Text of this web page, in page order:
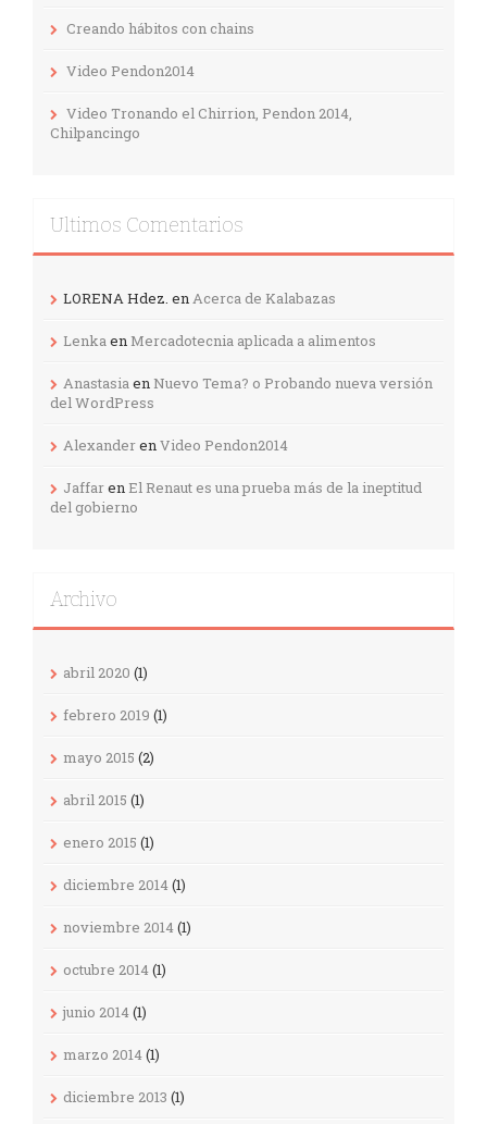
Creando hábitos con chains
Video Pendon2014
Video Tronando el Chirrion, Pendon 2014,
Chilpancingo
Ultimos Comentarios
LORENA Hdez. en Acerca de Kalabazas
Lenka en Mercadotecnia aplicada a alimentos
Anastasia en Nuevo Tema? o Probando nueva versión
del WordPress
Alexanderen Video Pendon2014
Jaffaren El Renaut es una prueba más de la ineptitud
del gobierno
Archivo
abril 2020 (1)
febrero 2019 (1)
mayo 2015 (2)
abril 2015 (1)
enero 2015 (1)
diciembre 2014(1)
noviembre 2014(1)
octubre 2014(1)
junio 2014(1)
marzo 2014(1)
diciembre 2013 (1)